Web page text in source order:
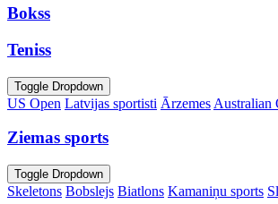
Bokss
Teniss
Toggle Dropdown
US Open Latvijas sportisti Ārzemes Australian
Ziemas sports
Toggle Dropdown
Skeletons Bobslejs Biatlons Kamaniņu sports